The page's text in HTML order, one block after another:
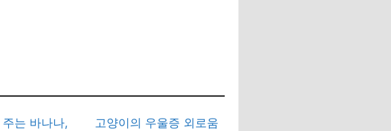
는 바나나,
고양이의 우울증 외로움